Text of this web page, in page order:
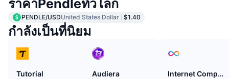
ราคาPendleทั่วโลก
PENDLE/USDUnited States Dollar $1.40
กำลังเป็นที่นิยม
Tutorial
Audiera
Internet Computer